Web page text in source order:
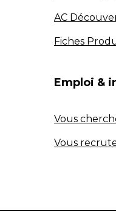
AC
Fiches
Emploi &
Vous
Vous